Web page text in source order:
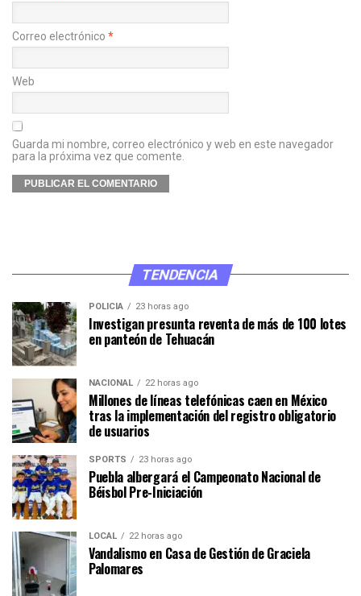
Correo electrónico *
Web
Guarda mi nombre, correo electrónico y web en este navegador
para la próxima vez que comente.
TENDENCIA
POLICÍA 23 horas ago
Investigan presunta reventa de más de 100 lotes
en panteón de Tehuacán
NACIONAL 22 horas ago
Millones de líneas telefónicas caen en México
tras la implementación del registro obligatorio
de usuarios
SPORTS 23 horas ago
Puebla albergará el Campeonato Nacional de
Béisbol Pre-Iniciación
LOCAL 22 horas ago
Vandalismo en Casa de Gestión de Graciela
Palomares